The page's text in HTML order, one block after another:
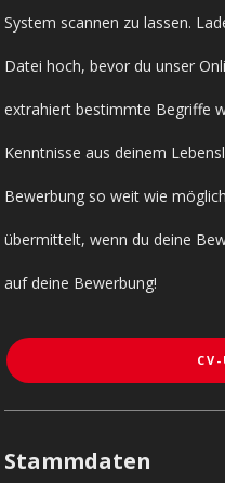
System scannen zu lassen.
Datei hoch, bevor du unser
extrahiert bestimmte Begriffe
Kenntnisse aus deinem
Bewerbung so weit wie
übermittelt, wenn du deine
auf deine Bewerbung!
Stammdaten